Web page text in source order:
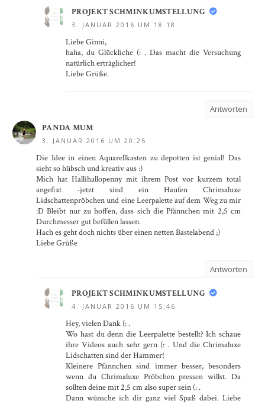
PROJEKT SCHMINKUMSTELLUNG
3. JANUAR 2016 UM 18:18
Liebe Ginni,
haha, du Glückliche (: . Das macht die Versuchung
natürlich erträglicher!
Liebe Grüße.
Antworten
PANDA MUM
3. JANUAR 2016 UM 20:25
Die Idee in einen Aquarellkasten zu depotten ist genial! Das
sieht so hübsch und kreativ aus :)
Mich hat Hallihallopenny mit ihrem Post vor kurzem total
angefixt -jetzt sind ein Haufen Chrimaluxe
Lidschattenpröbchen und eine Leerpalette auf dem Weg zu mir
:D Bleibt nur zu hoffen, dass sich die Pfännchen mit 2,5 cm
Durchmesser gut befüllen lassen.
Hach es geht doch nichts über einen netten Bastelabend ;)
Liebe Grüße
Antworten
PROJEKT SCHMINKUMSTELLUNG
4. JANUAR 2016 UM 15:46
Hey, vielen Dank (: .
Wo hast du denn die Leerpalette bestellt? Ich schaue
ihre Videos auch sehr gern (: . Und die Chrimaluxe
Lidschatten sind der Hammer!
Kleinere Pfännchen sind immer besser, besonders
wenn du Chrimaluxe Pröbchen pressen willst. Da
sollten deine mit 2,5 cm also super sein (: .
Dann wünsche ich dir ganz viel Spaß dabei. Liebe